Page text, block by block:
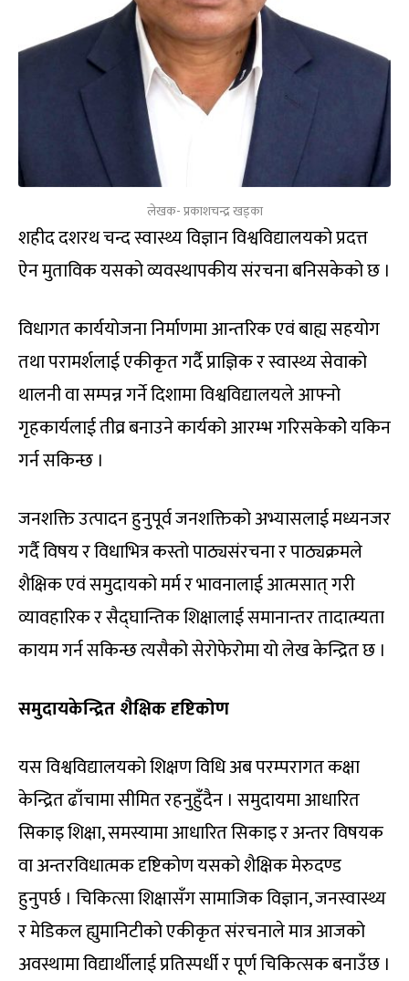
लेखक- प्रकाशचन्द्र खड्का
शहीद दशरथ चन्द स्वास्थ्य विज्ञान विश्वविद्यालयको प्रदत्त
ऐन मुताविक यसको व्यवस्थापकीय संरचना बनिसकेको छ ।
विधागत कार्ययोजना निर्माणमा आन्तरिक एवं बाह्य सहयोग
तथा परामर्शलाई एकीकृत गर्दै प्राज्ञिक र स्वास्थ्य सेवाको
थालनी वा सम्पन्न गर्ने दिशामा विश्वविद्यालयले आफ्नो
गृहकार्यलाई तीव्र बनाउने कार्यको आरम्भ गरिसकेकोे यकिन
गर्न सकिन्छ ।
जनशक्ति उत्पादन हुनुपूर्व जनशक्तिको अभ्यासलाई मध्यनजर
गर्दै विषय र विधाभित्र कस्तो पाठ्यसंरचना र पाठ्यक्रमले
शैक्षिक एवं समुदायको मर्म र भावनालाई आत्मसात् गरी
व्यावहारिक र सैद्घान्तिक शिक्षालाई समानान्तर तादात्म्यता
कायम गर्न सकिन्छ त्यसैको सेरोफेरोमा यो लेख केन्द्रित छ ।
समुदायकेन्द्रित शैक्षिक दृष्टिकोण
यस विश्वविद्यालयको शिक्षण विधि अब परम्परागत कक्षा
केन्द्रित ढाँचामा सीमित रहनुहुँदैन । समुदायमा आधारित
सिकाइ शिक्षा, समस्यामा आधारित सिकाइ र अन्तर विषयक
वा अन्तरविधात्मक दृष्टिकोण यसको शैक्षिक मेरुदण्ड
हुनुपर्छ । चिकित्सा शिक्षासँग सामाजिक विज्ञान, जनस्वास्थ्य
र मेडिकल ह्युमानिटीको एकीकृत संरचनाले मात्र आजको
अवस्थामा विद्यार्थीलाई प्रतिस्पर्धी र पूर्ण चिकित्सक बनाउँछ ।